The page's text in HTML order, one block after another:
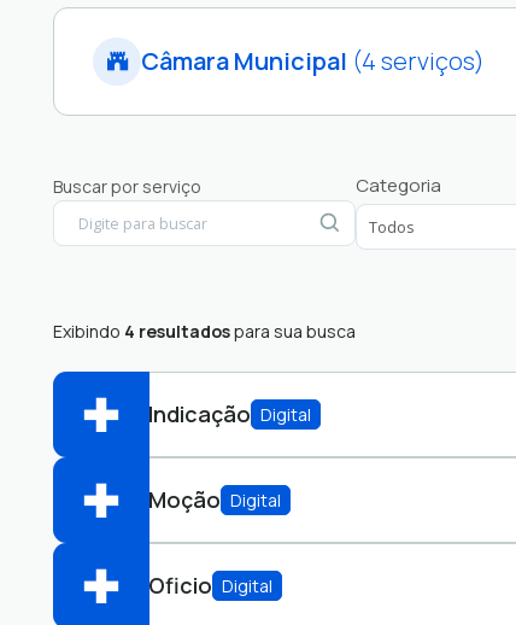
Câmara Municipal (4 serviços)
Conselho Municipal
Buscar por serviço Categoria
Exibindo 4 resultadospara sua busca
Indicação Digital
Abrir online > Via protocolo 1Doc
Perfis:
Moção Digital
Abrir online > Via protocolo 1Doc
Oficio Digital